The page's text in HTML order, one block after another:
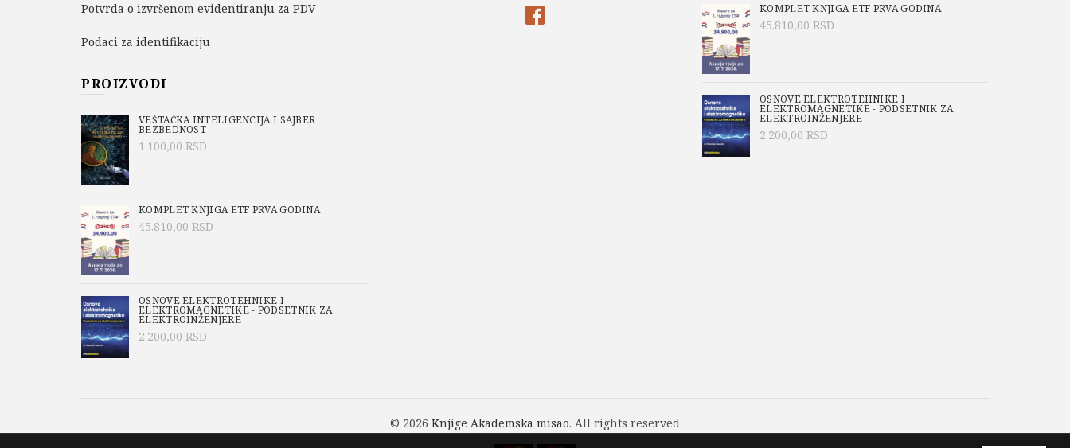
Potvrda o izvršenom evidentiranju za PDV
Podaci za identifikaciju
PROIZVODI
VEŠTAČKA INTELIGENCIJA I SAJBER
BEZBEDNOST
1.100,00 RSD
KOMPLET KNJIGA ETF PRVA GODINA
45.810,00 RSD
OSNOVE ELEKTROTEHNIKE I
ELEKTROMAGNETIKE - PODSETNIK ZA
ELEKTROINŽENJERE
2.200,00 RSD
KOMPLET KNJIGA ETF PRVA GODINA
45.810,00 RSD
OSNOVE ELEKTROTEHNIKE I
ELEKTROMAGNETIKE - PODSETNIK ZA
ELEKTROINŽENJERE
2.200,00 RSD
© 2026 Knjige Akademska misao. All rights reserved